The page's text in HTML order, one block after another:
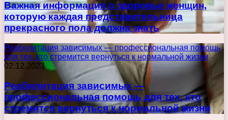
Важная информация о здоровье женщин,
которую каждая представительница
прекрасного пола должна знать
Реабилитация зависимых — профессиональная помощь
для тех, кто стремится вернуться к нормальной жизни
02.12.2023
Реабилитация зависимых —
профессиональная помощь для тех, кто
стремится вернуться к нормальной жизни